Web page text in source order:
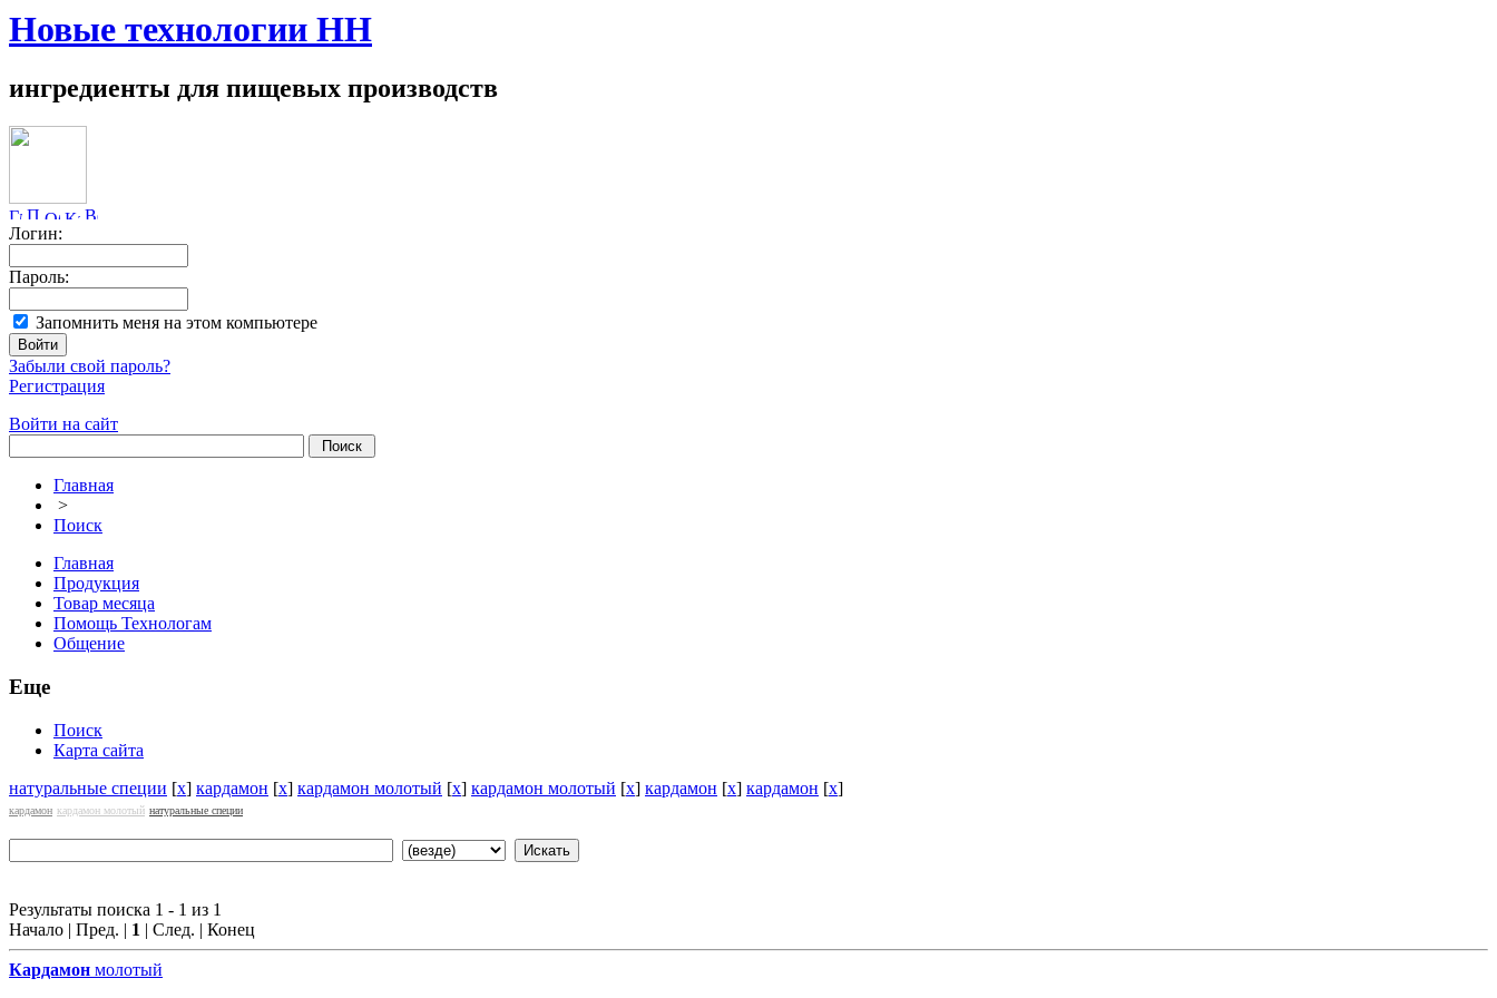
Новые технологии НН
ингредиенты для пищевых производств
Логин:
Пароль:
Запомнить меня на этом компьютере
Забыли свой пароль?
Регистрация
Войти на сайт
Главная
>
Поиск
Главная
Продукция
Товар месяца
Помощь Технологам
Общение
Еще
Поиск
Карта сайта
натуральные специи [x] кардамон [x] кардамон молотый [x] кардамон молотый [x] кардамон [x] кардамон [x]
кардамон кардамон молотый натуральные специи
Результаты поиска 1 - 1 из 1
Начало | Пред. | 1 | След. | Конец
Кардамон молотый